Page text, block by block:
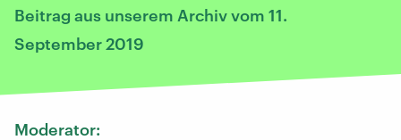
Beitrag aus unserem Archiv vom 11.
September 2019
Moderator: